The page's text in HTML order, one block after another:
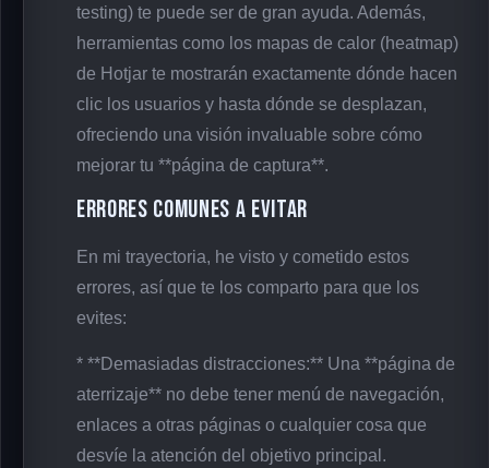
testing) te puede ser de gran ayuda. Además,
herramientas como los mapas de calor (heatmap)
de Hotjar te mostrarán exactamente dónde hacen
clic los usuarios y hasta dónde se desplazan,
ofreciendo una visión invaluable sobre cómo
mejorar tu **página de captura**.
Errores Comunes a Evitar
En mi trayectoria, he visto y cometido estos
errores, así que te los comparto para que los
evites:
* **Demasiadas distracciones:** Una **página de
aterrizaje** no debe tener menú de navegación,
enlaces a otras páginas o cualquier cosa que
desvíe la atención del objetivo principal.